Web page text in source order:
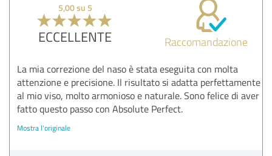
5,00 su 5
ECCELLENTE Raccomandazione
La mia correzione del naso è stata eseguita con molta
attenzione e precisione. Il risultato si adatta perfettamente
al mio viso, molto armonioso e naturale. Sono felice di aver
fatto questo passo con Absolute Perfect.
Mostra l'originale